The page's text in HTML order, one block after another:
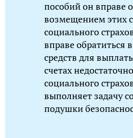
пособий он вправе
возмещением этих
социального
вправе обратиться
средств для
счетах
социального
выполняет задачу
подушки